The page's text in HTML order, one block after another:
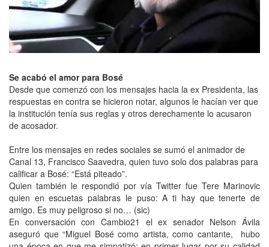
Se acabó el amor para Bosé
Desde que comenzó con los mensajes hacia la ex Presidenta, las
respuestas en contra se hicieron notar, algunos le hacían ver que
la institución tenía sus reglas y otros derechamente lo acusaron
de acosador.
Entre los mensajes en redes sociales se sumó el animador de
Canal 13, Francisco Saavedra, quien tuvo solo dos palabras para
calificar a Bosé: “Está piteado”.
Quien también le respondió por vía Twitter fue Tere Marinovic
quien en escuetas palabras le puso: A ti hay que tenerte de
amigo. Es muy peligroso si no… (sic)
En conversación con Cambio21 el ex senador Nelson Ávila
aseguró que “Miguel Bosé como artista, como cantante, hubo